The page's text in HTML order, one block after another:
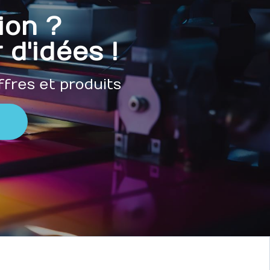
?
!
et produits